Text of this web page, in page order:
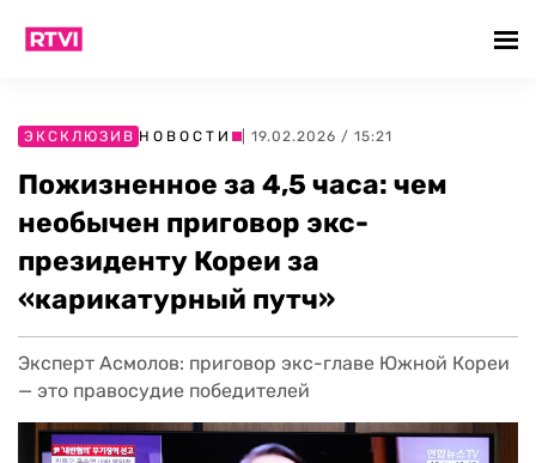
ЭКСКЛЮЗИВ НОВОСТИ | 19.02.2026 / 15:21
Пожизненное за 4,5 часа: чем
необычен приговор экс-
президенту Кореи за
«карикатурный путч»
Эксперт Асмолов: приговор экс-главе Южной Кореи
— это правосудие победителей